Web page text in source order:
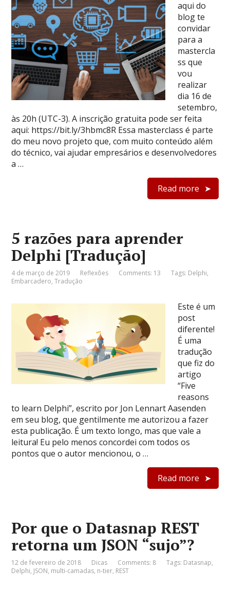
aqui do
blog te
convidar
para a
mastercla
ss que
vou
realizar
dia 16 de
setembro,
às 20h (UTC-3). A inscrição gratuita pode ser feita
aqui: https://bit.ly/3hbmc8R Essa masterclass é parte
do meu novo projeto que, com muito conteúdo além
do técnico, vai ajudar empresários e desenvolvedores
a …
Read more
5 razões para aprender
Delphi [Tradução]
4 de março de 2019 Reflexões Comments: 13 Tags: Delphi,
Embarcadero,Tradução
Este é um
post
diferente!
É uma
tradução
que fiz do
artigo
“Five
reasons
to learn Delphi”, escrito por Jon Lennart Aasenden
em seu blog, que gentilmente me autorizou a fazer
esta publicação. É um texto longo, mas que vale a
leitura! Eu pelo menos concordei com todos os
pontos que o autor mencionou, o …
Read more
Por que o Datasnap REST
retorna um JSON “sujo”?
12 de fevereiro de 2018 Dicas Comments: 8 Tags: Datasnap,
Delphi, JSON, multi-camadas, n-tier, REST